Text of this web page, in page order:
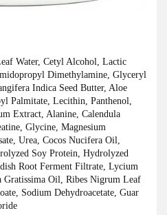
Water, Cetyl Alcohol, Lactic
Dimethylamine, Glyceryl
Indica Seed Butter, Aloe
Palmitate, Lecithin, Panthenol,
Extract, Alanine, Calendula
Glycine, Magnesium
Urea, Cocos Nucifera Oil,
Soy Protein, Hydrolyzed
Root Ferment Filtrate, Lycium
Gratissima Oil, Ribes Nigrum Leaf
Sodium Dehydroacetate, Guar